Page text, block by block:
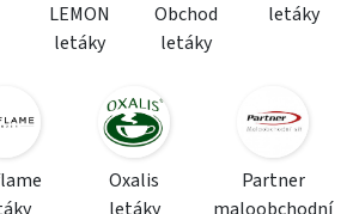
LEMON
letáky
Obchod
letáky
letáky
Oxalis
Partner